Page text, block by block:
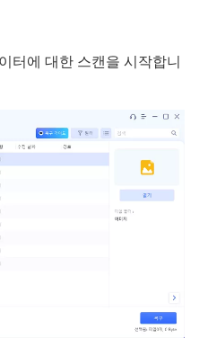
터에 대한 스캔을 시작합니